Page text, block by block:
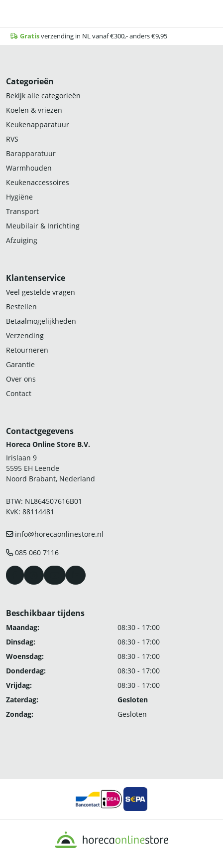
Gratisverzending in NL vanaf €300,- anders €9,95
Categorieën
Bekijk alle categorieën
Koelen & vriezen
Keukenapparatuur
RVS
Barapparatuur
Warmhouden
Keukenaccessoires
Hygiëne
Transport
Meubilair & Inrichting
Afzuiging
Klantenservice
Veel gestelde vragen
Bestellen
Betaalmogelijkheden
Verzending
Retourneren
Garantie
Over ons
Contact
Contactgegevens
Horeca Online Store B.V.
Irislaan 9
5595 EH Leende
Noord Brabant, Nederland
BTW: NL864507616B01
KvK: 88114481
info@horecaonlinestore.nl
085 060 7116
Beschikbaar tijdens
Maandag:
08:30 - 17:00
Dinsdag:
08:30 - 17:00
Woensdag:
08:30 - 17:00
Donderdag:
08:30 - 17:00
Vrijdag:
08:30 - 17:00
Zaterdag:
Gesloten
Zondag:
Gesloten